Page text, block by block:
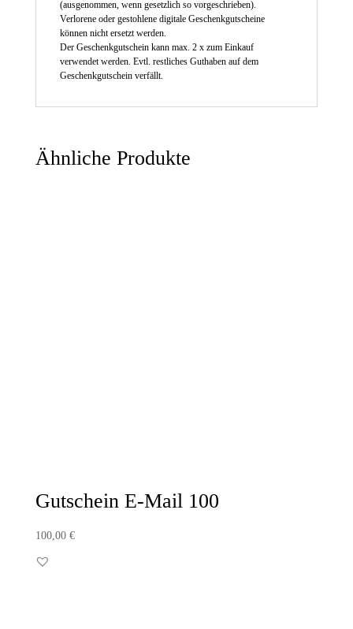
(ausgenommen, wenn gesetzlich so vorgeschrieben).
Verlorene oder gestohlene digitale Geschenkgutscheine
können nicht ersetzt werden.
Der Geschenkgutschein kann max. 2 x zum Einkauf
verwendet werden. Evtl. restliches Guthaben auf dem
Geschenkgutschein verfällt.
Ähnliche Produkte
Gutschein E-Mail 100
100,00 €